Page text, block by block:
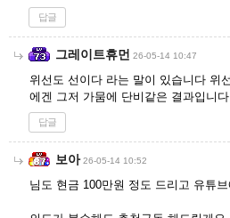
답글
그레이트휴먼 26-05-14 10:47
위선도 선이다 라는 말이 있습니다 위
에겐 그저 가뭄에 단비같은 결과입니다
답글
보아 26-05-14 10:52
님도 현금 100만원 정도 드리고 유튜